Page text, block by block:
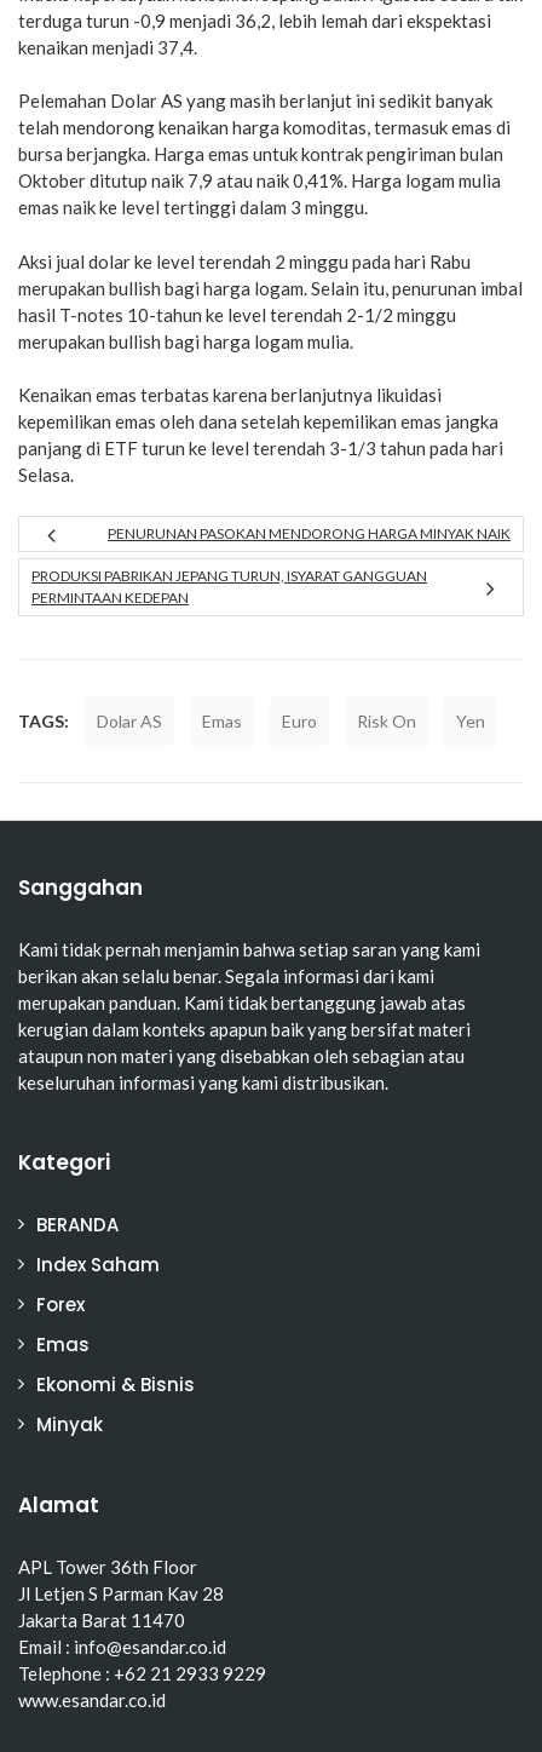
terduga turun -0,9 menjadi 36,2, lebih lemah dari ekspektasi
kenaikan menjadi 37,4.
Pelemahan Dolar AS yang masih berlanjut ini sedikit banyak
telah mendorong kenaikan harga komoditas, termasuk emas di
bursa berjangka. Harga emas untuk kontrak pengiriman bulan
Oktober ditutup naik 7,9 atau naik 0,41%. Harga logam mulia
emas naik ke level tertinggi dalam 3 minggu.
Aksi jual dolar ke level terendah 2 minggu pada hari Rabu
merupakan bullish bagi harga logam. Selain itu, penurunan imbal
hasil T-notes 10-tahun ke level terendah 2-1/2 minggu
merupakan bullish bagi harga logam mulia.
Kenaikan emas terbatas karena berlanjutnya likuidasi
kepemilikan emas oleh dana setelah kepemilikan emas jangka
panjang di ETF turun ke level terendah 3-1/3 tahun pada hari
Selasa.
PENURUNAN PASOKAN MENDORONG HARGA MINYAK NAIK
PRODUKSI PABRIKAN JEPANG TURUN, ISYARAT GANGGUAN
PERMINTAAN KEDEPAN
TAGS: Dolar AS Emas Euro Risk On Yen
Sanggahan
Kami tidak pernah menjamin bahwa setiap saran yang kami
berikan akan selalu benar. Segala informasi dari kami
merupakan panduan. Kami tidak bertanggung jawab atas
kerugian dalam konteks apapun baik yang bersifat materi
ataupun non materi yang disebabkan oleh sebagian atau
keseluruhan informasi yang kami distribusikan.
Kategori
BERANDA
Index Saham
Forex
Emas
Ekonomi & Bisnis
Minyak
Alamat
APL Tower 36th Floor
Jl Letjen S Parman Kav 28
Jakarta Barat 11470
Email : info@esandar.co.id
Telephone : +62 21 2933 9229
www.esandar.co.id